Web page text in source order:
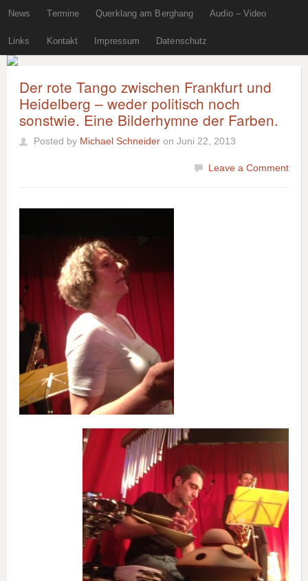
News Termine Querklang am Berghang Audio – Video
Links Kontakt Impressum Datenschutz
Der rote Tango zwischen Frankfurt und
Heidelberg – weder politisch noch
sonstwie. Eine Bilderhymne der Farben.
Posted by Michael Schneider on Juni 22, 2013
Leave a Comment